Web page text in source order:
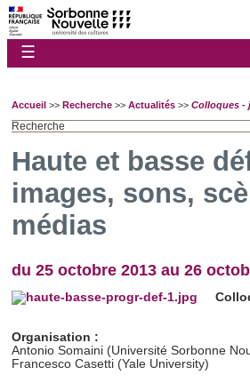
☰
Accueil >> Recherche >> Actualités >> Colloques -
Recherche
Haute et basse
images, sons,
médias
du 25 octobre 2013 au 26
Organisation :
Antonio Somaini (Université Sorbonne
Francesco Casetti (Yale University)